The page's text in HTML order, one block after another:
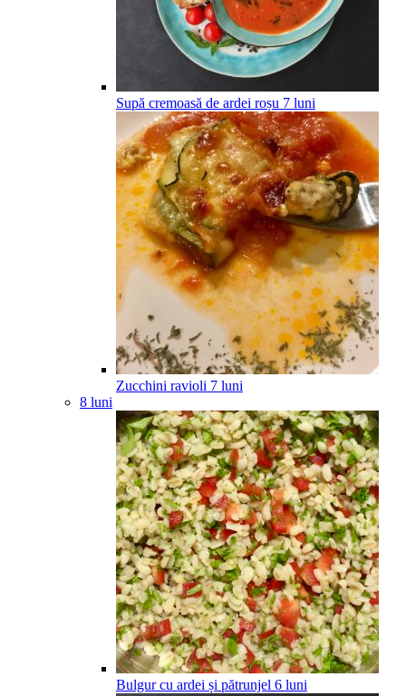
Supă cremoasă de ardei roșu 7 luni
Zucchini ravioli 7 luni
8 luni
Bulgur cu ardei și pătrunjel 6 luni